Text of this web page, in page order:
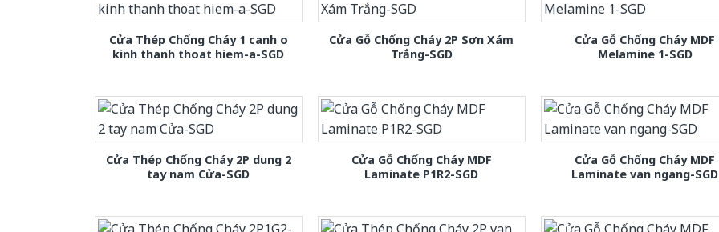
Cửa Thép Chống Cháy 1 canh o
kinh thanh thoat hiem-a-SGD
Cửa Gỗ Chống Cháy 2P Sơn Xám
Trắng-SGD
Cửa Gỗ Chống Cháy MDF
Melamine 1-SGD
Cửa Thép Chống Cháy 2P dung 2
tay nam Cửa-SGD
Cửa Gỗ Chống Cháy MDF
Laminate P1R2-SGD
Cửa Gỗ Chống Cháy MDF
Laminate van ngang-SGD